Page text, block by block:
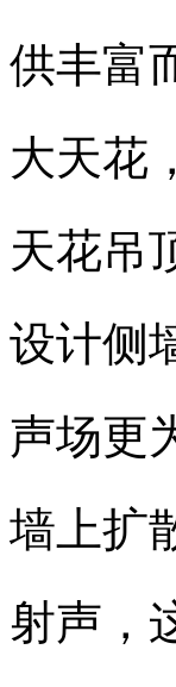
供丰富
大天花
天花吊
设计侧
声场更
墙上扩
射声，